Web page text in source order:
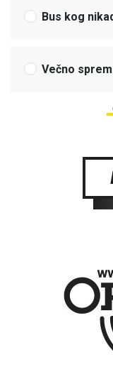
Bus kog
Večno